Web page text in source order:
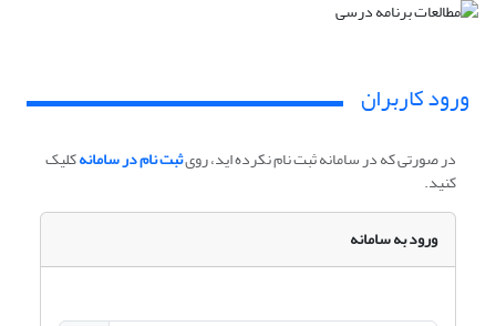
ورود کاربران
در صورتی که در سامانه ثبت نام نکرده اید، رویثبت نام در سامانهکلیک
کنید.
ورود به سامانه